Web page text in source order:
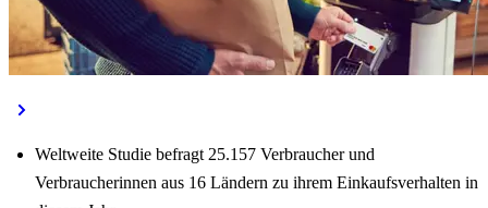
Weltweite Studie befragt 25.157 Verbraucher und
Verbraucherinnen aus 16 Ländern zu ihrem Einkaufsverhalten in